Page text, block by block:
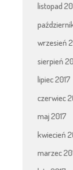
listopad
wrzesień
sierpień
lipiec 2017
czerwiec
maj 2017
kwiecień
marzec